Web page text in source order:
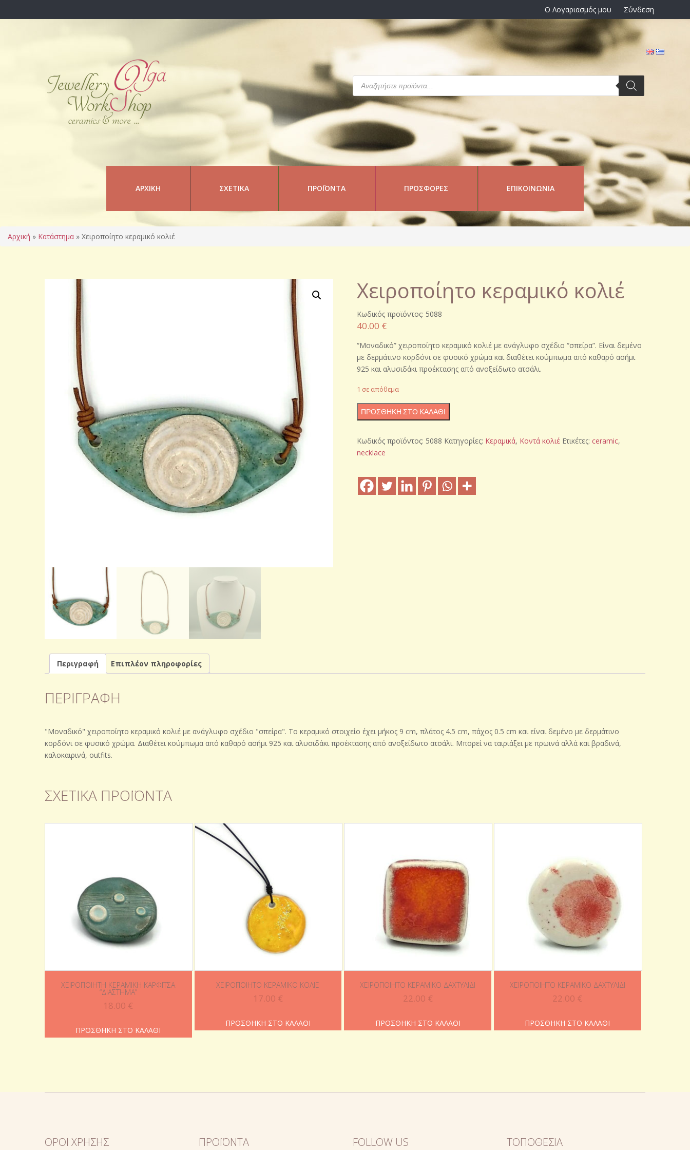
Ο Λογαριασμός μου Σύνδεση
Products
search
ΑΡΧΙΚΉ ΣΧΕΤΙΚΆ ΠΡΟΪΌΝΤΑ ΠΡΟΣΦΟΡΈΣ ΕΠΙΚΟΙΝΩΝΊΑ
Αρχική » Κατάστημα » Χειροποίητο κεραμικό κολιέ
Χειροποίητο κεραμικό κολιέ
Κωδικός προϊόντος: 5088
40.00 €
“Μοναδικό” χειροποίητο κεραμικό κολιέ με ανάγλυφο σχέδιο “σπείρα”. Είναι δεμένο
με δερμάτινο κορδόνι σε φυσικό χρώμα και διαθέτει κούμπωμα από καθαρό ασήμι
925 και αλυσιδάκι προέκτασης από ανοξείδωτο ατσάλι.
1 σε απόθεμα
Χειροποίητο
κεραμικό
ποσότητα
ΠΡΟΣΘΉΚΗ ΣΤΟ ΚΑΛΆΘΙ
Κωδικός προϊόντος: 5088 Κατηγορίες: Κεραμικά, Κοντά κολιέ Ετικέτες:ceramic,
necklace
Περιγραφή Επιπλέον πληροφορίες
ΠΕΡΙΓΡΑΦΉ
"Μοναδικό" χειροποίητο κεραμικό κολιέ με ανάγλυφο σχέδιο "σπείρα". Το κεραμικό στοιχείο έχει μήκος 9 cm, πλάτος 4.5 cm, πάχος 0.5 cm και είναι δεμένο με δερμάτινο
κορδόνι σε φυσικό χρώμα. Διαθέτει κούμπωμα από καθαρό ασήμι 925 και αλυσιδάκι προέκτασης από ανοξείδωτο ατσάλι. Μπορεί να ταιριάξει με πρωινά αλλά και βραδινά,
καλοκαιρινά, outfits.
ΣΧΕΤΙΚΆ ΠΡΟΪΌΝΤΑ
ΧΕΙΡΟΠΟΊΗΤΗ ΚΕΡΑΜΙΚΉ ΚΑΡΦΊΤΣΑ
“ΔΙΆΣΤΗΜΑ”
18.00 €
ΠΡΟΣΘΉΚΗ ΣΤΟ ΚΑΛΆΘΙ
ΧΕΙΡΟΠΟΊΗΤΟ ΚΕΡΑΜΙΚΌ ΚΟΛΙΈ
17.00 €
ΠΡΟΣΘΉΚΗ ΣΤΟ ΚΑΛΆΘΙ
ΧΕΙΡΟΠΟΊΗΤΟ ΚΕΡΑΜΙΚΌ ΔΑΧΤΥΛΊΔΙ
22.00 €
ΠΡΟΣΘΉΚΗ ΣΤΟ ΚΑΛΆΘΙ
ΧΕΙΡΟΠΟΊΗΤΟ ΚΕΡΑΜΙΚΌ ΔΑΧΤΥΛΊΔΙ
22.00 €
ΠΡΟΣΘΉΚΗ ΣΤΟ ΚΑΛΆΘΙ
ΌΡΟΙ ΧΡΉΣΗΣ ΠΡΟΪΌΝΤΑ FOLLOW US ΤΟΠΟΘΕΣΊΑ